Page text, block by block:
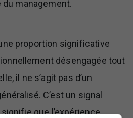
management.
proportion significative
désengagée tout
il ne s’agit pas d’un
C’est un signal
que l’expérience